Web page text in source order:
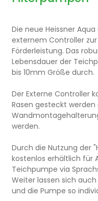
Die neue Heissner
externem Controller
Förderleistung. Das
Lebensdauer der
bis 10mm Größe durch.
Der Externe Controller
Rasen gesteckt
werden.
Durch die Nutzung der
kostenlos erhältlich für
Teichpumpe via
Weiter lassen sich
und die Pumpe so